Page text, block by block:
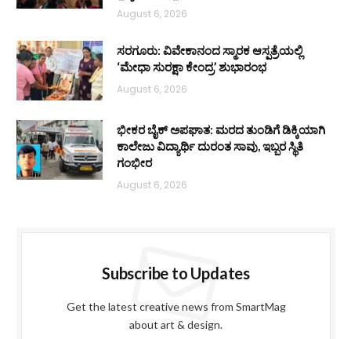
August 6, 2026
ಸರಗೂರು: ವಿವೇಕಾನಂದ ಸ್ಮಾರಕ ಆಸ್ಪತ್ರೆಯಲ್ಲಿ
‘ಮೇಧಾ ಸುರಕ್ಷಾ ಕೇಂದ್ರ’ ಶುಭಾರಂಭ
August 6, 2026
ಭೀಕರ ಬೈಕ್ ಅಪಘಾತ: ಮರದ ತುಂಡಿಗೆ ಡಿಕ್ಕಿಯಾಗಿ
ಕಾಲೇಜು ವಿದ್ಯಾರ್ಥಿ ದುರಂತ ಸಾವು, ಇಬ್ಬರ ಸ್ಥಿತಿ
ಗಂಭೀರ
August 6, 2026
Subscribe to Updates
Get the latest creative news from SmartMag
about art & design.